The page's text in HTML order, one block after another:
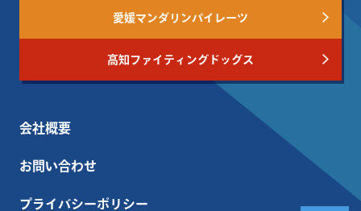
愛媛マンダリンパイレーツ
高知ファイティングドッグス
会社概要
お問い合わせ
プライバシーポリシー